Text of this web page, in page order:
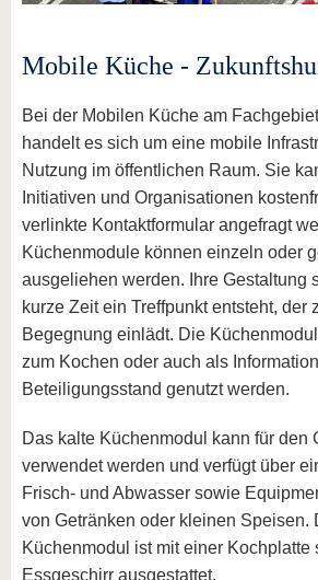
Mobile Küche -
Bei der Mobilen Küche am
handelt es sich um eine mobile
Nutzung im öffentlichen Raum. Sie
Initiativen und Organisationen
verlinkte Kontaktformular angefragt
Küchenmodule können einzeln oder
ausgeliehen werden. Ihre Gestaltung
kurze Zeit ein Treffpunkt entsteht, der
Begegnung einlädt. Die
zum Kochen oder auch als
Beteiligungsstand genutzt werden.
Das kalte Küchenmodul kann für den
verwendet werden und verfügt über
Frisch- und Abwasser sowie
von Getränken oder kleinen Speisen.
Küchenmodul ist mit einer Kochplatte
Essgeschirr ausgestattet.